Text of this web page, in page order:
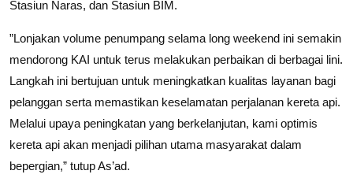
Stasiun Naras, dan Stasiun BIM.
”Lonjakan volume penumpang selama long weekend ini semakin
mendorong KAI untuk terus melakukan perbaikan di berbagai lini.
Langkah ini bertujuan untuk meningkatkan kualitas layanan bagi
pelanggan serta memastikan keselamatan perjalanan kereta api.
Melalui upaya peningkatan yang berkelanjutan, kami optimis
kereta api akan menjadi pilihan utama masyarakat dalam
bepergian,” tutup As’ad.